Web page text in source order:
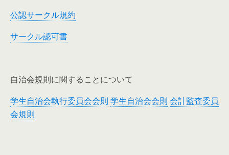
公認サークル規約
サークル認可書
自治会規則に関することについて
学生自治会執行委員会会則 学生自治会会則 会計監査委員
会規則